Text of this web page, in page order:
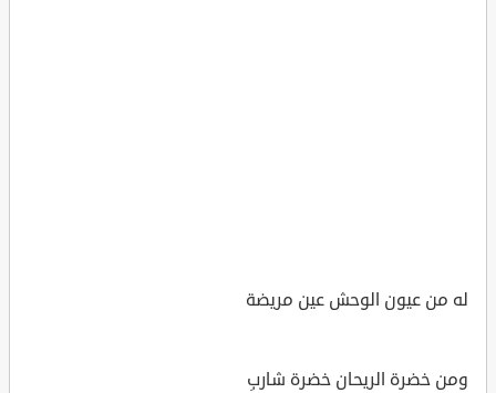
له من عيون الوحش عين مريضة
ومن خضرة الريحان خضرة شاربِ